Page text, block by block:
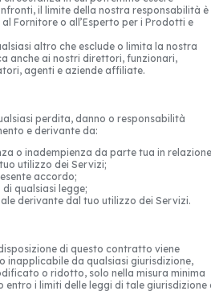
il limite della nostra responsabilità è
Fornitore o all’Esperto per i Prodotti e
altro che esclude o limita la nostra
anche ai nostri direttori, funzionari,
agenti e aziende affiliate.
perdita, danno o responsabilità
e derivante da:
o inadempienza da parte tua in relazione
utilizzo dei Servizi;
accordo;
qualsiasi legge;
derivante dal tuo utilizzo dei Servizi.
di questo contratto viene
inapplicabile da qualsiasi giurisdizione,
o ridotto, solo nella misura minima
entro i limiti delle leggi di tale giurisdizione